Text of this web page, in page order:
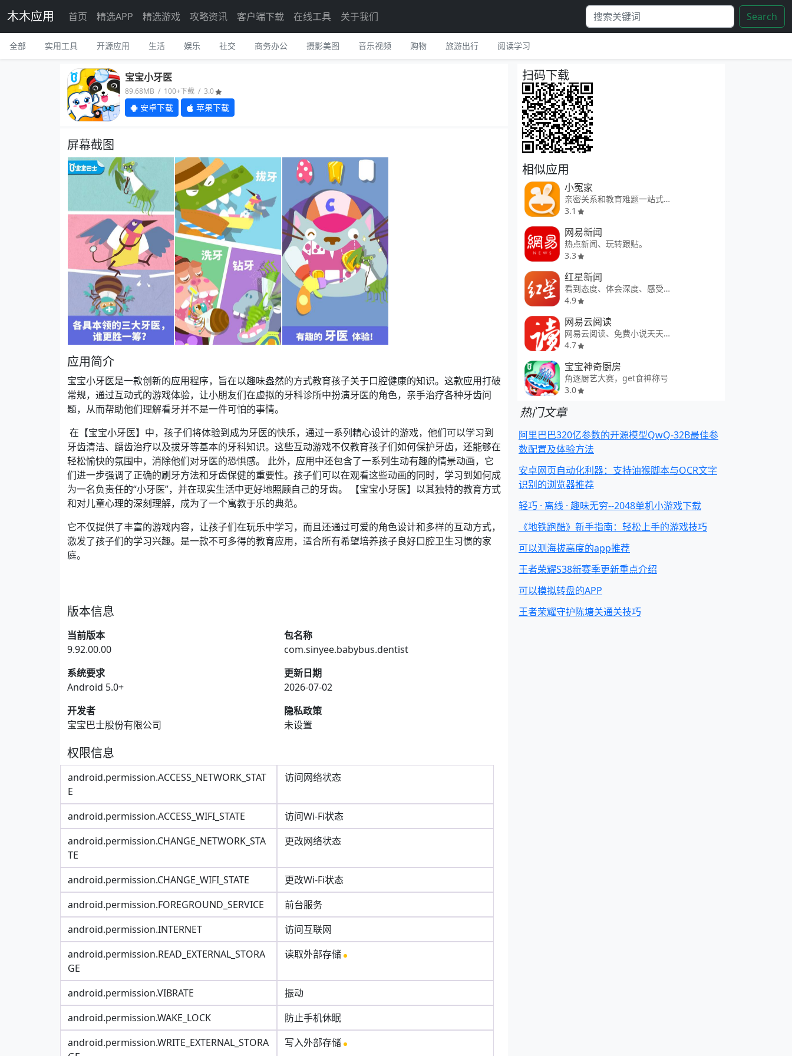
木木应用 首页 精选APP 精选游戏 攻略资讯 客户端下载 在线工具 关于我们 Search
全部 实用工具 开源应用 生活 娱乐 社交 商务办公 摄影美图 音乐视频 购物 旅游出行 阅读学习
宝宝小牙医
89.68MB / 100+下载 / 3.0
安卓下载 苹果下载
屏幕截图
应用简介
宝宝小牙医是一款创新的应用程序，旨在以趣味盎然的方式教育孩子关于口腔健康的知识。这款应用打破
常规，通过互动式的游戏体验，让小朋友们在虚拟的牙科诊所中扮演牙医的角色，亲手治疗各种牙齿问
题，从而帮助他们理解看牙并不是一件可怕的事情。
在【宝宝小牙医】中，孩子们将体验到成为牙医的快乐，通过一系列精心设计的游戏，他们可以学习到
牙齿清洁、龋齿治疗以及拔牙等基本的牙科知识。这些互动游戏不仅教育孩子们如何保护牙齿，还能够在
轻松愉快的氛围中，消除他们对牙医的恐惧感。 此外，应用中还包含了一系列生动有趣的情景动画，它
们进一步强调了正确的刷牙方法和牙齿保健的重要性。孩子们可以在观看这些动画的同时，学习到如何成
为一名负责任的“小牙医”，并在现实生活中更好地照顾自己的牙齿。 【宝宝小牙医】以其独特的教育方式
和对儿童心理的深刻理解，成为了一个寓教于乐的典范。
它不仅提供了丰富的游戏内容，让孩子们在玩乐中学习，而且还通过可爱的角色设计和多样的互动方式，
激发了孩子们的学习兴趣。是一款不可多得的教育应用，适合所有希望培养孩子良好口腔卫生习惯的家
庭。
版本信息
当前版本
9.92.00.00
包名称
com.sinyee.babybus.dentist
系统要求
Android 5.0+
更新日期
2026-07-02
开发者
宝宝巴士股份有限公司
隐私政策
未设置
权限信息
android.permission.ACCESS_NETWORK_STAT
E
访问网络状态
android.permission.ACCESS_WIFI_STATE
访问Wi-Fi状态
android.permission.CHANGE_NETWORK_STA
TE
更改网络状态
android.permission.CHANGE_WIFI_STATE
更改Wi-Fi状态
android.permission.FOREGROUND_SERVICE
前台服务
android.permission.INTERNET
访问互联网
android.permission.READ_EXTERNAL_STORA
GE
读取外部存储
android.permission.VIBRATE
振动
android.permission.WAKE_LOCK
防止手机休眠
android.permission.WRITE_EXTERNAL_STORA
写入外部存储
扫码下载
相似应用
小冤家
亲密关系和教育难题一站式解决
3.1
网易新闻
热点新闻、玩转跟贴。
3.3
红星新闻
看到态度、体会深度、感受温度
4.9
网易云阅读
网易云阅读、免费小说天天任你选
4.7
宝宝神奇厨房
角逐厨艺大赛，get食神称号
3.0
热门文章
阿里巴巴320亿参数的开源模型QwQ-32B最佳参
数配置及体验方法
安卓网页自动化利器：支持油猴脚本与OCR文字
识别的浏览器推荐
轻巧 · 离线 · 趣味无穷--2048单机小游戏下载
《地铁跑酷》新手指南：轻松上手的游戏技巧
可以测海拔高度的app推荐
王者荣耀S38新赛季更新重点介绍
可以模拟转盘的APP
王者荣耀守护陈塘关通关技巧